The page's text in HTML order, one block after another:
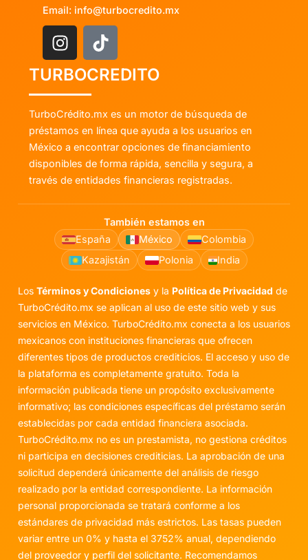
Email: info@turbocredito.mx
TURBOCREDITO
TurboCrédito.mx es un motor de búsqueda de
préstamos en línea que ayuda a los usuarios en
México a encontrar opciones de financiamiento
disponibles de forma rápida, sencilla y segura, a
través de entidades financieras registradas.
También estamos en
España
México
Colombia
Kazajistán
Polonia India
Los Términos y Condiciones y la Política de Privacidad de
TurboCrédito.mx se aplican al uso de este sitio web y sus
servicios en México. TurboCrédito.mx conecta a los usuarios
mexicanos con instituciones financieras que ofrecen
diferentes tipos de productos crediticios. El acceso y uso de
la plataforma es completamente gratuito. Toda la
información publicada tiene un propósito exclusivamente
informativo; las condiciones específicas del préstamo serán
establecidas por cada entidad financiera asociada.
TurboCrédito.mx no es un prestamista, no gestiona créditos
ni participa en decisiones crediticias. La aprobación de una
solicitud dependerá únicamente del análisis de riesgo
realizado por la entidad correspondiente. La información
personal proporcionada se tratará conforme a los
estándares de privacidad más estrictos. Las tasas pueden
variar entre un 0% y hasta el 3752% anual, dependiendo
del proveedor y perfil del solicitante. Recomendamos